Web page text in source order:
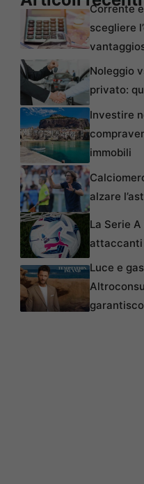
Corrente
scegliere
Noleggio
privato:
Investire
immobili
alzare
La Serie
attaccanti
Luce e